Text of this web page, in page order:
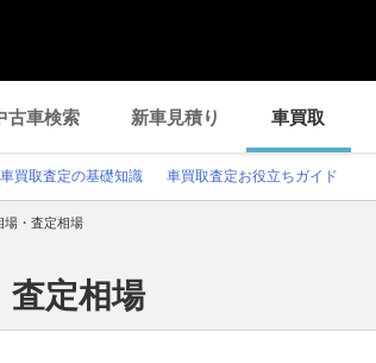
古車検索 新車見積り 車買取
車買取査定の基礎知識 車買取査定お役立ちガイド
場・査定相場
査定相場